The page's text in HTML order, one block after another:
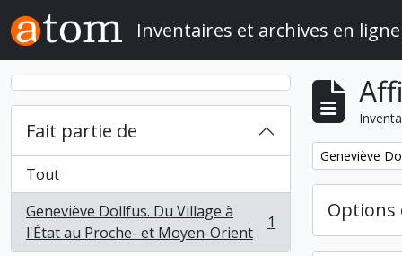
Skip to main content
Inventaires et archives en ligne
Fait partie de
Tout
Geneviève Dollfus. Du Village à
l'État au Proche- et Moyen-Orient
, 1 résultats 1
Remove filter:
Geneviève
Options